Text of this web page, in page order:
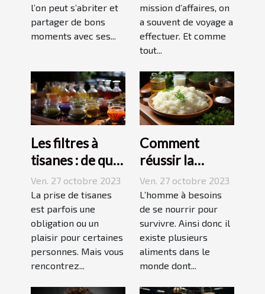
l’on peut s’abriter et
partager de bons
moments avec ses...
mission d’affaires, on
a souvent de voyage a
effectuer. Et comme
tout...
Les filtres à
tisanes : de quoi
s’agit-il ?
Ven. 27 octobre 2023
La prise de tisanes
est parfois une
obligation ou un
plaisir pour certaines
personnes. Mais vous
rencontrez...
Comment
réussir la
préparation du
riz ?
Ven. 27 octobre 2023
L’homme à besoins
de se nourrir pour
survivre. Ainsi donc il
existe plusieurs
aliments dans le
monde dont...